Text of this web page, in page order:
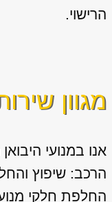
הרישוי.
מגוון
אנו במנועי
הרכב: שיפוץ
החלפת חלקי